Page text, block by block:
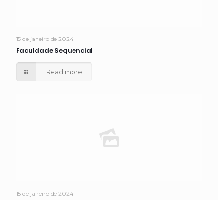
15 de janeiro de 2024
Faculdade Sequencial
Read more
15 de janeiro de 2024